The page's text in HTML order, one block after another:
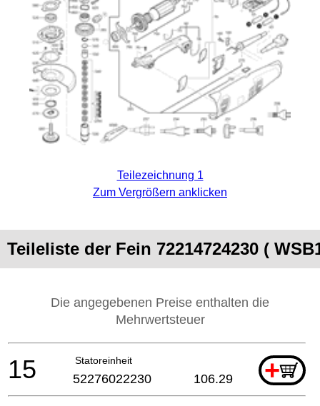
Teilezeichnung 1
Zum Vergrößern anklicken
Teileliste der Fein 72214724230 (
Die angegebenen Preise enthalten die
Mehrwertsteuer
Statoreinheit +
15 52276022230 106.29